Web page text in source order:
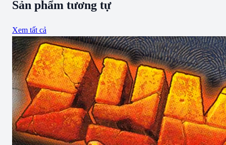
Sản phẩm tương tự
Xem tất cả